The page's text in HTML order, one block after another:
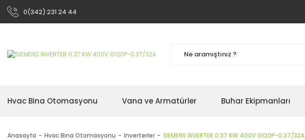
0(342) 231 24 44
Hvac Bina Otomasyonu Vana ve Armatürler Buhar Ekipmanları
Anasayfa Hvac Bina Otomasyonu Inverterler SIEMENS İNVERTER 0.37 KW 400V G120P-0.37/32A